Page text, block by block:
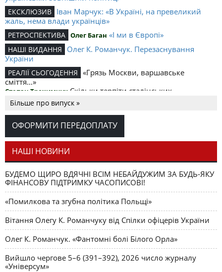
ЕКСКЛЮЗИВ Іван Марчук: «В Україні, на превеликий
жаль, нема влади українців»
РЕТРОСПЕКТИВА Олег Баган «І ми в Європі»
НАШІ ВИДАННЯ
Олег К. Романчук. Перезаснування
України
РЕАЛІЇ СЬОГОДЕННЯ «Грязь Москви, варшавське
сміття…»
Степан Трохимчук Скільки терпіти сталінських
смертоносців?
RUSSIAN WORLD Борис Соколов: «Збереження культу
Сталіна пов’язане з тим, що російська еліта залишилась
імперською за своєю сутністю»
Welcome to Мутний союз
Більше про випуск »
ОФОРМИТИ ПЕРЕДОПЛАТУ
НАШІ НОВИНИ
БУДЕМО ЩИРО ВДЯЧНІ ВСІМ НЕБАЙДУЖИМ ЗА БУДЬ-ЯКУ
ФІНАНСОВУ ПІДТРИМКУ ЧАСОПИСОВІ!
«Помилкова та згубна політика Польщі»
Вітання Олегу К. Романчуку від Спілки офіцерів України
Олег К. Романчук. «Фантомні болі Білого Орла»
Вийшло чергове 5–6 (391–392), 2026 число журналу
«Універсум»